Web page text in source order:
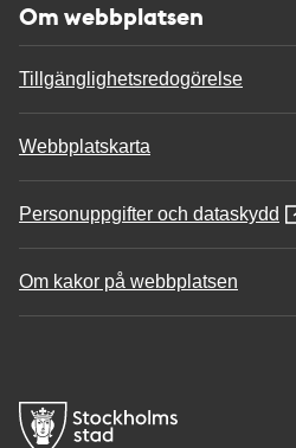
Om webbplatsen
Tillgänglighetsredogörelse
Webbplatskarta
Personuppgifter och dataskydd
Om kakor på webbplatsen